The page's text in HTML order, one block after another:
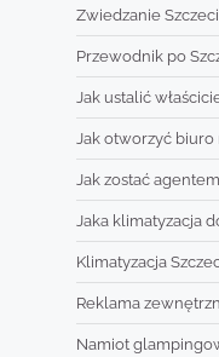
Zwiedzanie
Przewodnik po
Jak ustalić
Jak otworzyć
Jak zostać
Jaka klimatyzacja
Klimatyzacja
Reklama
Namiot